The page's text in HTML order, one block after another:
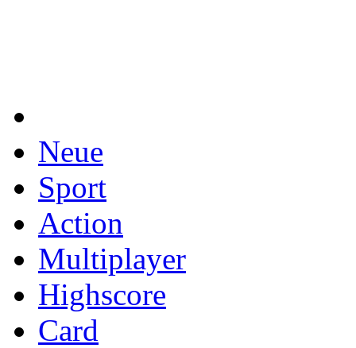
Neue
Sport
Action
Multiplayer
Highscore
Card